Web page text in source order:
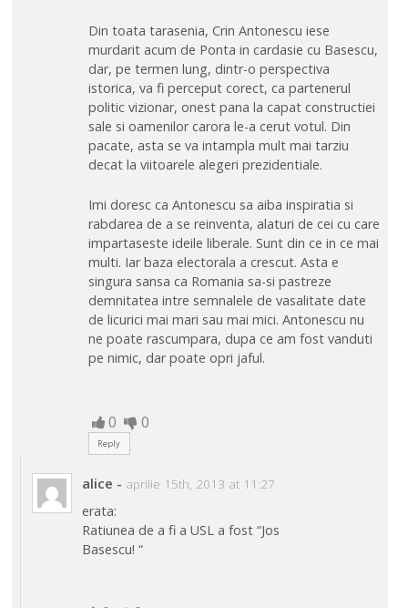
Din toata tarasenia, Crin Antonescu iese
murdarit acum de Ponta in cardasie cu Basescu,
dar, pe termen lung, dintr-o perspectiva
istorica, va fi perceput corect, ca partenerul
politic vizionar, onest pana la capat constructiei
sale si oamenilor carora le-a cerut votul. Din
pacate, asta se va intampla mult mai tarziu
decat la viitoarele alegeri prezidentiale.
Imi doresc ca Antonescu sa aiba inspiratia si
rabdarea de a se reinventa, alaturi de cei cu care
impartaseste ideile liberale. Sunt din ce in ce mai
multi. Iar baza electorala a crescut. Asta e
singura sansa ca Romania sa-si pastreze
demnitatea intre semnalele de vasalitate date
de licurici mai mari sau mai mici. Antonescu nu
ne poate rascumpara, dupa ce am fost vanduti
pe nimic, dar poate opri jaful.
0 0
Reply
alice - aprilie 15th, 2013 at 11:27
erata:
Ratiunea de a fi a USL a fost “Jos
Basescu! “